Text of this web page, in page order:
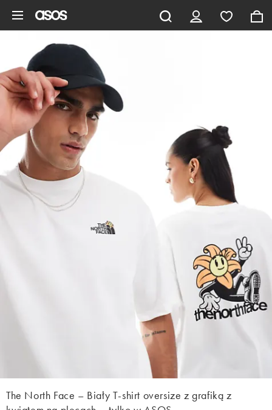
The North Face – Biały T-shirt oversize z grafiką z